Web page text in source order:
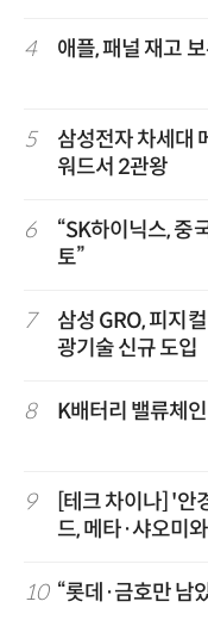
4 애플, 패널 재고
5
삼성전자 차세대
워드서 2관왕
6
“SK하이닉스, 중
토”
7
삼성 GRO, 피지
광기술 신규 도입
8 K배터리 밸류체
9
[테크 차이나] '안
드, 메타·샤오미
10 “롯데·금호만 남